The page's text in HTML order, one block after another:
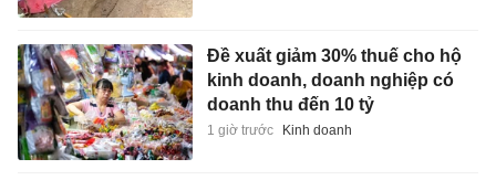
Đề xuất giảm 30% thuế cho hộ
kinh doanh, doanh nghiệp có
doanh thu đến 10 tỷ
1 giờ trước Kinh doanh